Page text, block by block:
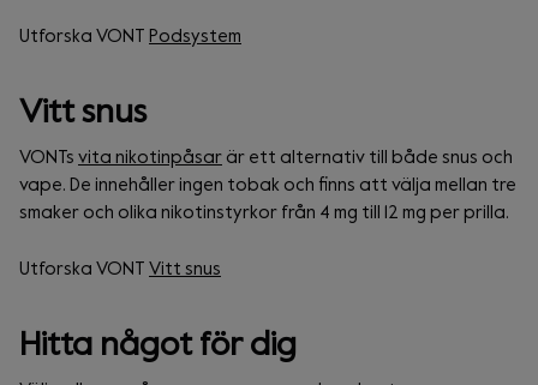
Utforska VONT Podsystem
Vitt snus
VONTs vita nikotinpåsar är ett alternativ till både snus och
vape. De innehåller ingen tobak och finns att välja mellan tre
smaker och olika nikotinstyrkor från 4 mg till 12 mg per prilla.
Utforska VONT Vitt snus
Hitta något för dig